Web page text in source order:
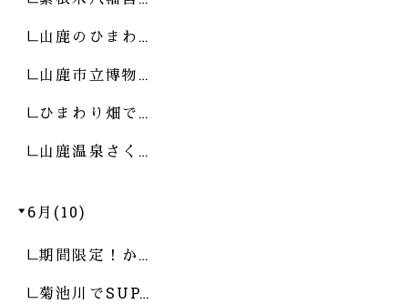
山鹿のひまわ…
山鹿市立博物…
ひまわり畑で…
山鹿温泉さく…
6月(10)
期間限定！か…
菊池川でSUP…